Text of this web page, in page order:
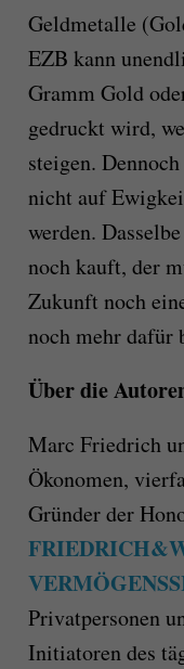
Geldmetalle
EZB kann
Gramm Gold
gedruckt wird,
steigen.
nicht auf
werden.
noch kauft, der
Zukunft noch
noch mehr dafür
Über die
Marc Friedrich
Ökonomen,
Gründer der
Privatpersonen
Initiatoren des